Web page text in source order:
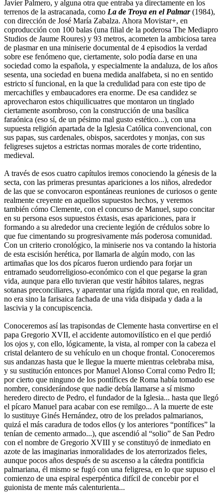
Javier Palmero, y alguna otra que entraba ya directamente en los
terrenos de la astracanada, como La de Troya en el Palmar(1984),
con dirección de José María Zabalza. Ahora Movistar+, en
coproducción con 100 balas (una filial de la poderosa The Mediapro
Studios de Jaume Roures) y 93 metros, acometen la ambiciosa tarea
de plasmar en una miniserie documental de 4 episodios la verdad
sobre ese fenómeno que, ciertamente, solo podía darse en una
sociedad como la española, y especialmente la andaluza, de los años
sesenta, una sociedad en buena medida analfabeta, si no en sentido
estricto sí funcional, en la que la credulidad para con este tipo de
mercachifles y embaucadores era enorme. De esa candidez se
aprovecharon estos chiquilicuatres que montaron un tinglado
ciertamente asombroso, con la construcción de una basílica
faraónica (eso sí, de un pésimo mal gusto estético...), con una
supuesta religión apartada de la Iglesia Católica convencional, con
sus papas, sus cardenales, obispos, sacerdotes y monjas, con sus
feligreses sujetos a estrictas normas morales de corte tridentino,
medieval.
A través de esos cuatro capítulos iremos conociendo la génesis de la
secta, con las primeras presuntas apariciones a los niños, alrededor
de las que se convocaron espontáneas reuniones de curiosos o gente
realmente creyente en aquellos supuestos hechos, y veremos
también cómo Clemente, con el concurso de Manuel, supo concitar
en su persona esos supuestos éxtasis, esas apariciones, para ir
formando a su alrededor una creciente legión de crédulos sobre lo
que fue cimentando su progresivamente más poderosa comunidad.
Con un criterio cronológico, la miniserie nos va contando la historia
de esta escisión herética, por llamarla de algún modo, con las
artimañas que los dos pícaros fueron urdiendo para forjar un
entramado seudorreligioso-económico con el que pegarse la gran
vida, aunque para ello tuvieran que vestir hábitos talares, negras
sotanas preconciliares, y aparentar una rígida moral que, en realidad,
no era sino la farisaica fachada de una vida disipada y dada a la
lascivia y la concupiscencia.
Conoceremos así las trapisondas de Clemente hasta convertirse en el
papa Gregorio XVII, el accidente automovilístico en el que perdió
los ojos y, con ello, lógicamente, la vista, al romper con la cabeza el
cristal delantero de su vehículo en un choque frontal. Conoceremos
sus andanzas hasta que le llegue la muerte mientras celebraba misa,
y su sustitución entonces por Manuel Alonso Corral como Pedro II;
por cierto que ninguno de los pontífices de Roma había tomado ese
nombre, considerándose que nadie debía llamarse a sí mismo
heredero directo de Pedro, el fundador de la Iglesia... hasta que llegó
el pícaro Manuel para acabar con ese remilgo... A la muerte de este
lo sustituye Ginés Hernández, otro de los prelados palmarianos,
quizá el más caradura de todos ellos (y los anteriores “pontífices” la
tenían de cemento armado...), que ascendió al “solio” de San Pedro
con el nombre de Gregorio XVIII y se constituyó de inmediato en
azote de las imaginarias inmoralidades de los aterrorizados fieles,
aunque pocos años después de su ascenso a la cátedra pontificia
palmariana, él mismo se fugó con una feligresa, en lo que supuso el
comienzo de una espiral esperpéntica difícil de concebir por el
guionista de mente más calenturienta...